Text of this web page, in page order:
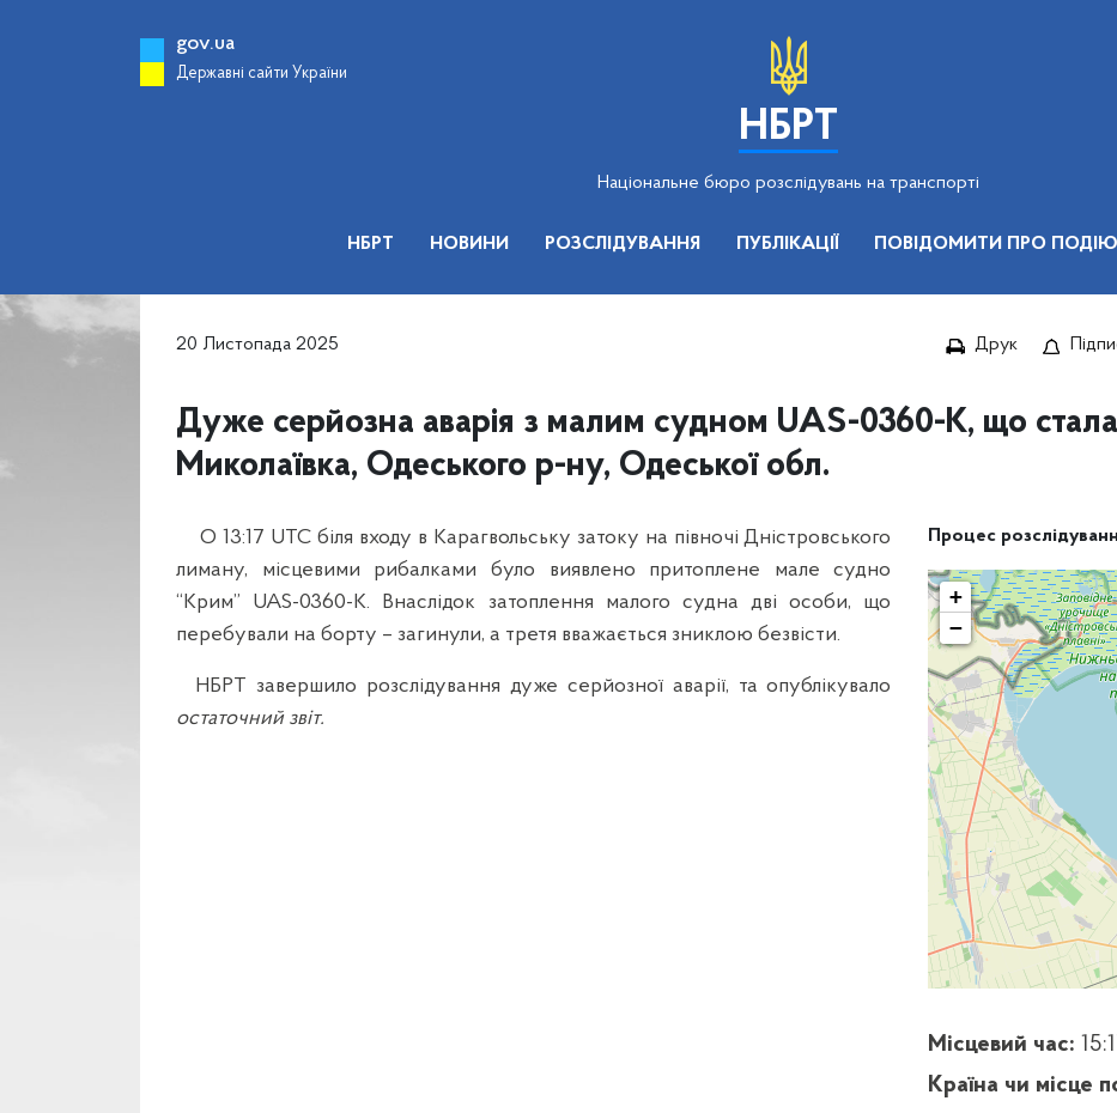
gov.ua
Державні сайти України
НБРТ
Національне бюро розслідувань на транспорті
НБРТ НОВИНИ РОЗСЛІДУВАННЯ ПУБЛІКАЦІЇ ПОВІДОМИТИ ПРО ПОДІЮ
20 Листопада 2025 Друк
Дуже серйозна аварія з малим судном UAS-0360-K, що
Миколаївка, Одеського р-ну, Одеської обл.
О 13:17 UTC біля входу в Карагвольську затоку на півночі Дністровського
лиману, місцевими рибалками було виявлено притоплене мале судно
“Крим” UAS-0360-K. Внаслідок затоплення малого судна дві особи, що
перебували на борту – загинули, а третя вважається зниклою безвісти.
НБРТ завершило розслідування дуже серйозної аварії, та опублікувало
остаточний звіт.
Процес
+
−
Місцевий час:
Країна чи місце